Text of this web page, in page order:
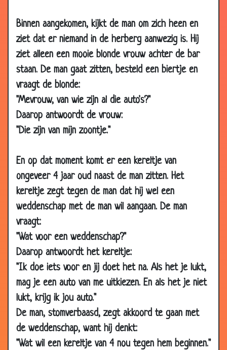
Binnen aangekomen, kijkt de man om zich heen en
ziet dat er niemand in de herberg aanwezig is. Hij
ziet alleen een mooie blonde vrouw achter de bar
staan. De man gaat zitten, besteld een biertje en
vraagt de blonde:
"Mevrouw, van wie zijn al die auto's?"
Daarop antwoordt de vrouw:
"Die zijn van mijn zoontje."
En op dat moment komt er een kereltje van
ongeveer 4 jaar oud naast de man zitten. Het
kereltje zegt tegen de man dat hij wel een
weddenschap met de man wil aangaan. De man
vraagt:
"Wat voor een weddenschap?"
Daarop antwoordt het kereltje:
"Ik doe iets voor en jij doet het na. Als het je lukt,
mag je een auto van me uitkiezen. En als het je niet
lukt, krijg ik jou auto."
De man, stomverbaasd, zegt akkoord te gaan met
de weddenschap, want hij denkt:
"Wat wil een kereltje van 4 nou tegen hem beginnen."
2008
11 Jun
100 Euro 3.95
09 Jun
De nudistencamping
05 Jun
2008
Heb ik iets verkeerds gezegd?
03 Jun
2008
2008
12 Apr
2008
De Janssens
21 Mar
2008
Zeer behulpzaam
28 Feb
2008
Paardje rijden!
28 Feb
2008
Vierendelen 3.74
15 Feb
2008
Pinocchio
08 Feb
2008
Boekje lezen